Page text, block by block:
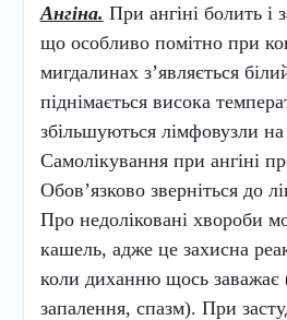
Ангіна. При ангіні болить і
що особливо помітно при
мигдалинах з’являється
піднімається висока
збільшуються лімфовузли
Самолікування при ангіні
Обов’язково зверніться до
Про недоліковані хвороби
кашель, адже це захисна
коли диханню щось заважає
запалення, спазм). При